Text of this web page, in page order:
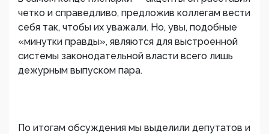
четко и справедливо, предложив коллегам вести
себя так, чтобы их уважали. Но, увы, подобные
«минутки правды», являются для выстроенной
системы законодательной власти всего лишь
дежурным выпуском пара.
По итогам обсуждения мы выделили депутатов и